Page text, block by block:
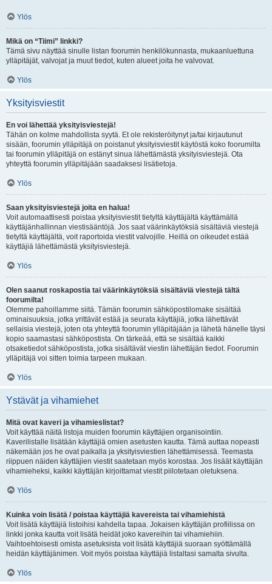
Ylös
Mikä on “Tiimi” linkki?
Tämä sivu näyttää sinulle listan foorumin henkilökunnasta, mukaanluettuna
ylläpitäjät, valvojat ja muut tiedot, kuten alueet joita he valvovat.
Ylös
Yksityisviestit
En voi lähettää yksityisviestejä!
Tähän on kolme mahdollista syytä. Et ole rekisteröitynyt ja/tai kirjautunut
sisään, foorumin ylläpitäjä on poistanut yksityisviestit käytöstä koko foorumilta
tai foorumin ylläpitäjä on estänyt sinua lähettämästä yksityisviestejä. Ota
yhteyttä foorumin ylläpitäjään saadaksesi lisätietoja.
Ylös
Saan yksityisviestejä joita en halua!
Voit automaattisesti poistaa yksityisviestit tietyltä käyttäjältä käyttämällä
käyttäjänhallinnan viestisääntöjä. Jos saat väärinkäytöksiä sisältäviä viestejä
tietyltä käyttäjältä, voit raportoida viestit valvojille. Heillä on oikeudet estää
käyttäjiä lähettämästä yksityisviestejä.
Ylös
Olen saanut roskapostia tai väärinkäytöksiä sisältäviä viestejä tältä
foorumilta!
Olemme pahoillamme siitä. Tämän foorumin sähköpostilomake sisältää
ominaisuuksia, jotka yrittävät estää ja seurata käyttäjiä, jotka lähettävät
sellaisia viestejä, joten ota yhteyttä foorumin ylläpitäjään ja lähetä hänelle täysi
kopio saamastasi sähköpostista. On tärkeää, että se sisältää kaikki
otsaketiedot sähköpostista, jotka sisältävät viestin lähettäjän tiedot. Foorumin
ylläpitäjä voi sitten toimia tarpeen mukaan.
Ylös
Ystävät ja vihamiehet
Mitä ovat kaveri ja vihamieslistat?
Voit käyttää näitä listoja muiden foorumin käyttäjien organisointiin.
Kaverilistalle lisätään käyttäjiä omien asetusten kautta. Tämä auttaa nopeasti
näkemään jos he ovat paikalla ja yksityisviestien lähettämisessä. Teemasta
riippuen näiden käyttäjien viestit saatetaan myös korostaa. Jos lisäät käyttäjän
vihamieheksi, kaikki käyttäjän kirjoittamat viestit piilotetaan oletuksena.
Ylös
Kuinka voin lisätä / poistaa käyttäjiä kavereista tai vihamiehistä
Voit lisätä käyttäjiä listoihisi kahdella tapaa. Jokaisen käyttäjän profiilissa on
linkki jonka kautta voit lisätä heidät joko kavereihin tai vihamiehiin.
Vaihtoehtoisesti omista asetuksista voit lisätä käyttäjiä suoraan syöttämällä
heidän käyttäjänimen. Voit myös poistaa käyttäjiä listaltasi samalta sivulta.
Ylös